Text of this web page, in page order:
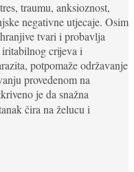
traumu, anksioznost,
negativne utjecaje. Osim
tvari i probavlja
iritabilnog crijeva i
potpomaže održavanje
provedenom na
je da snažna
čira na želucu i